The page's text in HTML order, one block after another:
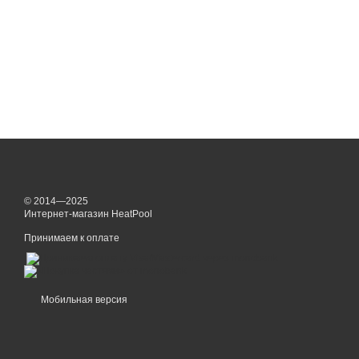
© 2014—2025
Интернет-магазин HeatPool
Принимаем к оплате
Мобильная версия